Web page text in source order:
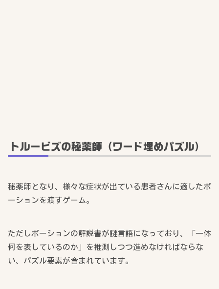
トルービズの秘薬師（ワード埋めパズル）
秘薬師となり、様々な症状が出ている患者さんに適したポ
ーションを渡すゲーム。
ただしポーションの解説書が謎言語になっており、「一体
何を表しているのか」を推測しつつ進めなければならな
い、パズル要素が含まれています。